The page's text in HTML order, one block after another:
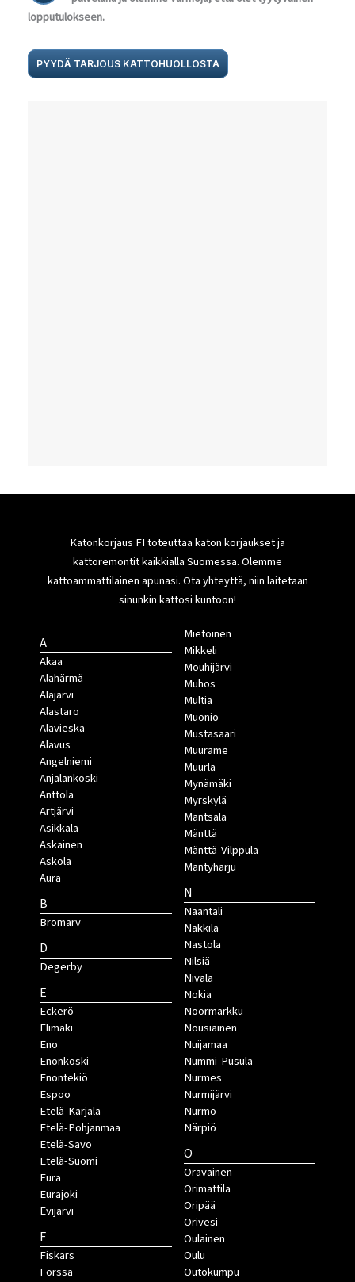
lopputulokseen.
PYYDÄ TARJOUS KATTOHUOLLOSTA
Katonkorjaus FI toteuttaa katon korjaukset ja
kattoremontit kaikkialla Suomessa. Olemme
kattoammattilainen apunasi. Ota yhteyttä, niin laitetaan
sinunkin kattosi kuntoon!
A
Akaa
Alahärmä
Alajärvi
Alastaro
Alavieska
Alavus
Angelniemi
Anjalankoski
Anttola
Artjärvi
Asikkala
Askainen
Askola
Aura
B
Bromarv
D
Degerby
E
Eckerö
Elimäki
Eno
Enonkoski
Enontekiö
Espoo
Etelä-Karjala
Etelä-Pohjanmaa
Etelä-Savo
Etelä-Suomi
Eura
Eurajoki
Evijärvi
F
Fiskars
Forssa
Mietoinen
Mikkeli
Mouhijärvi
Muhos
Multia
Muonio
Mustasaari
Muurame
Muurla
Mynämäki
Myrskylä
Mäntsälä
Mänttä
Mänttä-Vilppula
Mäntyharju
N
Naantali
Nakkila
Nastola
Nilsiä
Nivala
Nokia
Noormarkku
Nousiainen
Nuijamaa
Nummi-Pusula
Nurmes
Nurmijärvi
Nurmo
Närpiö
O
Oravainen
Orimattila
Oripää
Orivesi
Oulainen
Oulu
Outokumpu